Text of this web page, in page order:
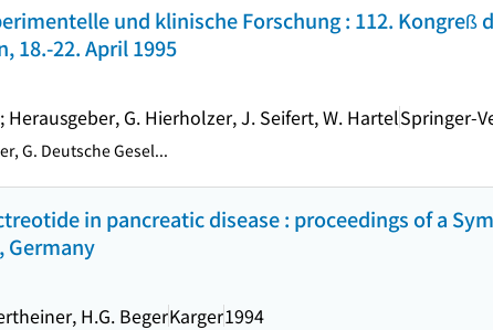
und klinische Forschung : 112. Kongreß
18.-22. April 1995
G. Hierholzer, J. Seifert, W. HartelSpringer-
G. Deutsche Gesel...
in pancreatic disease : proceedings of a
Germany
H.G. BegerKarger1994